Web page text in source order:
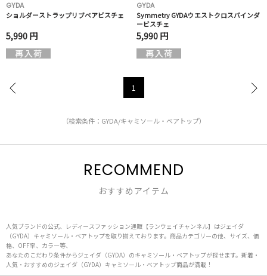
GYDA
ショルダーストラップリブベアビスチェ
5,990 円
GYDA
Symmetry GYDAウエストクロスバインダ
ービスチェ
5,990 円
1
（検索条件：GYDA/キャミソール・ベアトップ）
RECOMMEND
おすすめアイテム
人気ブランドの公式、レディースファッション通販【ランウェイチャンネル】はジェイダ
（GYDA）キャミソール・ベアトップを取り揃えております。商品カテゴリーの他、サイズ、価
格、OFF率、カラー等、
あなたのこだわり条件からジェイダ（GYDA）のキャミソール・ベアトップが探せます。新着・
人気・おすすめのジェイダ（GYDA）キャミソール・ベアトップ商品が満載！